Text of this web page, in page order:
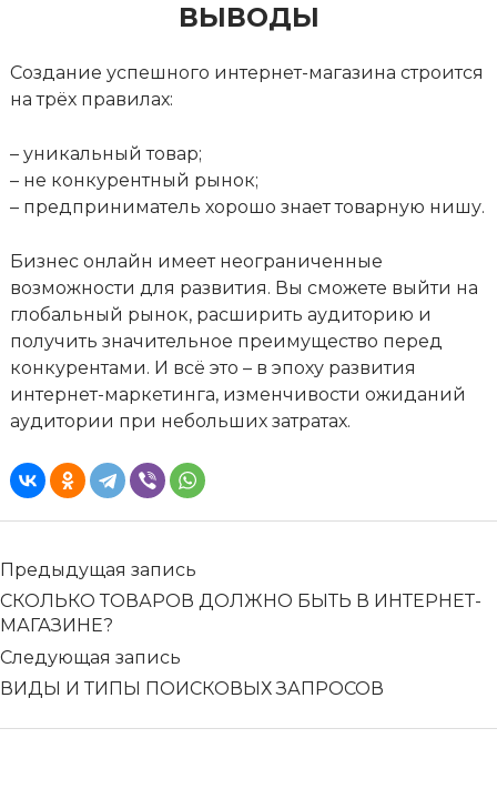
ВЫВОДЫ
Создание успешного интернет-магазина строится
на трёх правилах:
– уникальный товар;
– не конкурентный рынок;
– предприниматель хорошо знает товарную нишу.
Бизнес онлайн имеет неограниченные
возможности для развития. Вы сможете выйти на
глобальный рынок, расширить аудиторию и
получить значительное преимущество перед
конкурентами. И всё это – в эпоху развития
интернет-маркетинга, изменчивости ожиданий
аудитории при небольших затратах.
Предыдущая запись
СКОЛЬКО ТОВАРОВ ДОЛЖНО БЫТЬ В ИНТЕРНЕТ-
МАГАЗИНЕ?
Следующая запись
ВИДЫ И ТИПЫ ПОИСКОВЫХ ЗАПРОСОВ